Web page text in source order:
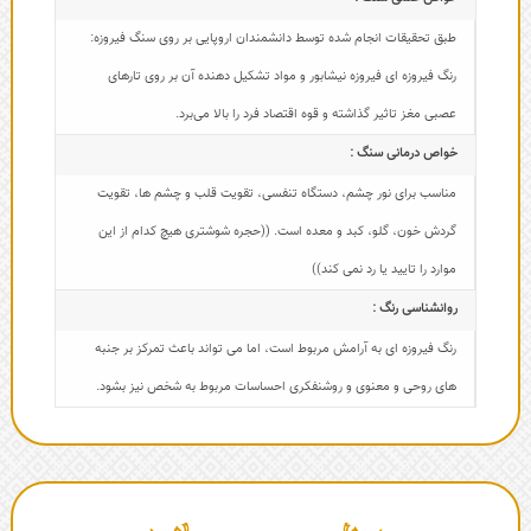
طبق تحقیقات انجام شده توسط دانشمندان اروپایی بر روی سنگ فیروزه:
رنگ فیروزه ای فیروزه نیشابور و مواد تشکیل دهنده آن بر روی تارهای
عصبی مغز تاثیر گذاشته و قوه اقتصاد فرد را بالا می‌برد.
خواص درمانی سنگ :
مناسب برای نور چشم، دستگاه تنفسی، تقویت قلب و چشم ها، تقویت
گردش خون، گلو، کبد و معده است. ((حجره شوشتری هیچ کدام از این
موارد را تایید یا رد نمی کند))
روانشناسی رنگ :
رنگ فیروزه ای به آرامش مربوط است، اما می تواند باعث تمرکز بر جنبه
های روحی و معنوی و روشنفکری احساسات مربوط به شخص نیز بشود.